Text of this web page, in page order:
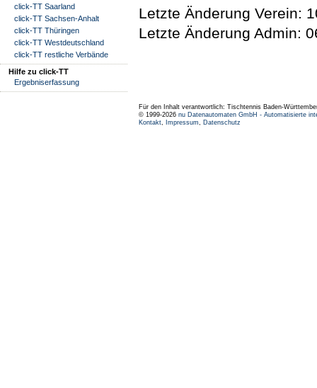
click-TT Saarland
click-TT Sachsen-Anhalt
click-TT Thüringen
click-TT Westdeutschland
click-TT restliche Verbände
Hilfe zu click-TT
Ergebniserfassung
Letzte Änderung Verein:
Letzte Änderung Admin:
Für den Inhalt verantwortlich: Tischtennis Baden-
© 1999-2026 nu Datenautomaten GmbH - Automatisierte
Kontakt, Impressum, Datenschutz